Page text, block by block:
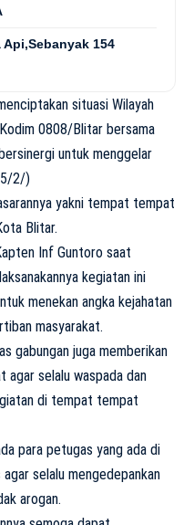
154
situasi Wilayah
0808/Blitar bersama
untuk menggelar
2/)
yakni tempat tempat
Blitar.
Inf Guntoro saat
kegiatan ini
menekan angka kejahatan
masyarakat.
gabungan juga memberikan
agar selalu waspada dan
di tempat tempat
para petugas yang ada di
selalu mengedepankan
arogan.